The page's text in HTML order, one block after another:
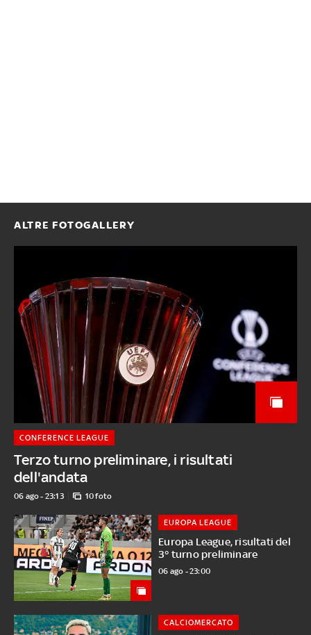
ALTRE FOTOGALLERY
Terzo turno preliminare, i risultati
dell'andata
CONFERENCE LEAGUE
06 ago - 23:13 10 foto
Europa League, risultati del
3° turno preliminare
EUROPA LEAGUE
06 ago - 23:00
CALCIOMERCATO